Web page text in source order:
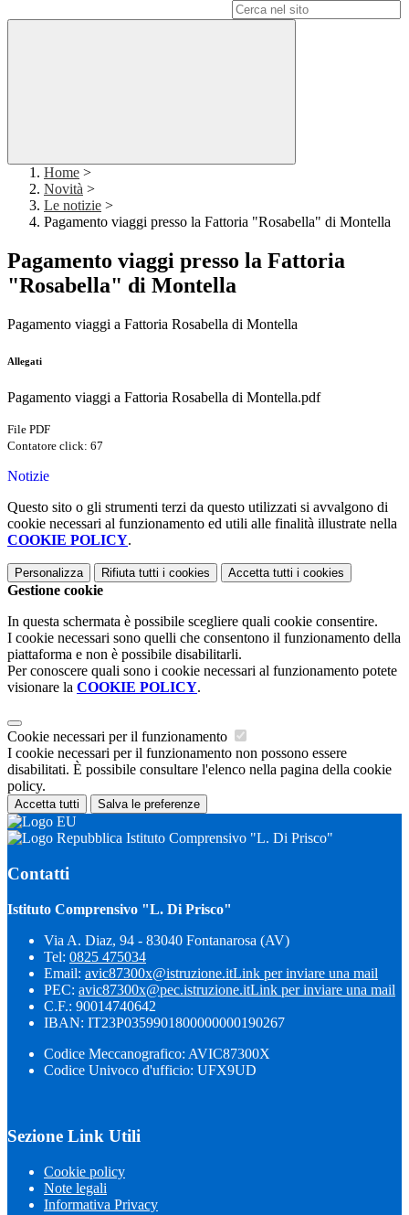
Home >
Novità >
Le notizie >
Pagamento viaggi presso la Fattoria "Rosabella" di Montella
Pagamento viaggi presso la Fattoria
"Rosabella" di Montella
Pagamento viaggi a Fattoria Rosabella di Montella
Allegati
Pagamento viaggi a Fattoria Rosabella di Montella.pdf
File PDF
Contatore click: 67
Notizie
Questo sito o gli strumenti terzi da questo utilizzati si avvalgono di
cookie necessari al funzionamento ed utili alle finalità illustrate nella
COOKIE POLICY.
Personalizza Rifiuta tutti i cookies Accetta tutti i cookies
Gestione cookie
In questa schermata è possibile scegliere quali cookie consentire.
I cookie necessari sono quelli che consentono il funzionamento della
piattaforma e non è possibile disabilitarli.
Per conoscere quali sono i cookie necessari al funzionamento potete
visionare la COOKIE POLICY.
Cookie necessari per il funzionamento
I cookie necessari per il funzionamento non possono essere
disabilitati. È possibile consultare l'elenco nella pagina della cookie
policy.
Accetta tutti Salva le preferenze
Istituto Comprensivo "L. Di Prisco"
Contatti
Istituto Comprensivo "L. Di Prisco"
Via A. Diaz, 94 - 83040 Fontanarosa (AV)
Tel: 0825 475034
Email: avic87300x@istruzione.itLink per inviare una mail
PEC: avic87300x@pec.istruzione.itLink per inviare una mail
C.F.: 90014740642
IBAN: IT23P0359901800000000190267
Codice Meccanografico: AVIC87300X
Codice Univoco d'ufficio: UFX9UD
Sezione Link Utili
Cookie policy
Note legali
Informativa Privacy